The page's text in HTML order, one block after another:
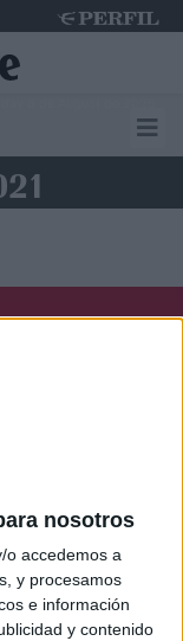
nosotros
o accedemos a
y procesamos
e información
y contenido
Break BATimes
reservados
5346433